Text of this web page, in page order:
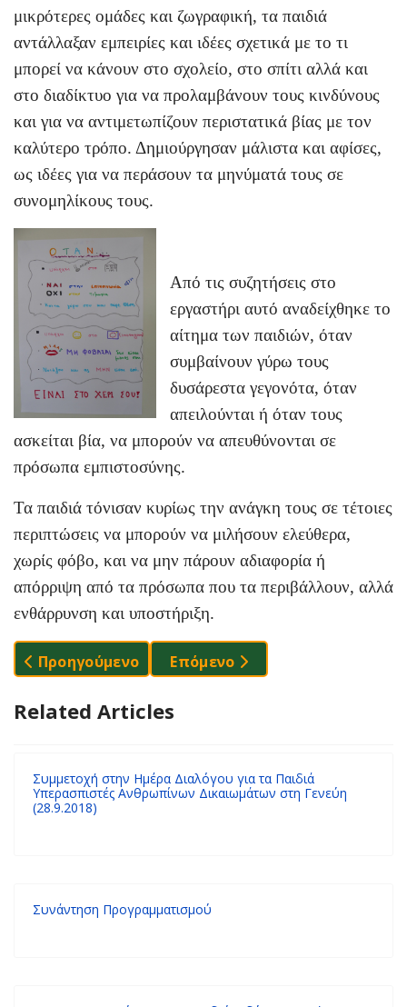
μικρότερες ομάδες και ζωγραφική, τα παιδιά
αντάλλαξαν εμπειρίες και ιδέες σχετικά με το τι
μπορεί να κάνουν στο σχολείο, στο σπίτι αλλά και
στο διαδίκτυο για να προλαμβάνουν τους κινδύνους
και για να αντιμετωπίζουν περιστατικά βίας με τον
καλύτερο τρόπο. Δημιούργησαν μάλιστα και αφίσες,
ως ιδέες για να περάσουν τα μηνύματά τους σε
συνομηλίκους τους.
Από τις συζητήσεις στο
εργαστήρι αυτό αναδείχθηκε το
αίτημα των παιδιών, όταν
συμβαίνουν γύρω τους
δυσάρεστα γεγονότα, όταν
απειλούνται ή όταν τους
ασκείται βία, να μπορούν να απευθύνονται σε
πρόσωπα εμπιστοσύνης.
Τα παιδιά τόνισαν κυρίως την ανάγκη τους σε τέτοιες
περιπτώσεις να μπορούν να μιλήσουν ελεύθερα,
χωρίς φόβο, και να μην πάρουν αδιαφορία ή
απόρριψη από τα πρόσωπα που τα περιβάλλουν, αλλά
ενθάρρυνση και υποστήριξη.
Προηγούμενο Άρθρο: Συνάντηση Διαλόγου Στο 6ο
Προηγούμενο Επόμενο Άρθρο: Εργαστήρι
Επόμενο
Related Articles
Συμμετοχή στην Ημέρα Διαλόγου για τα Παιδιά
Υπερασπιστές Ανθρωπίνων Δικαιωμάτων στη Γενεύη
(28.9.2018)
Συνάντηση Προγραμματισμού